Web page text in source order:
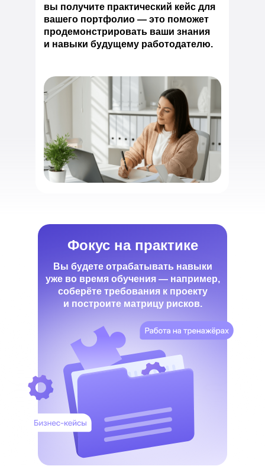
вы получите практический кейс для
вашего портфолио — это поможет
продемонстрировать ваши знания
и навыки будущему работодателю.
Фокус на практике
Вы будете отрабатывать навыки
уже во время обучения — например,
соберёте требования к проекту
и построите матрицу рисков.